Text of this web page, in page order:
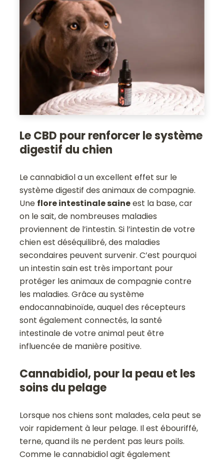
Le CBD pour renforcer le système
digestif du chien
Le cannabidiol a un excellent effet sur le
système digestif des animaux de compagnie.
Une flore intestinale saineest la base, car
on le sait, de nombreuses maladies
proviennent de l’intestin. Si l’intestin de votre
chien est déséquilibré, des maladies
secondaires peuvent survenir. C’est pourquoi
un intestin sain est très important pour
protéger les animaux de compagnie contre
les maladies. Grâce au système
endocannabinoïde, auquel des récepteurs
sont également connectés, la santé
intestinale de votre animal peut être
influencée de manière positive.
Cannabidiol, pour la peau et les
soins du pelage
Lorsque nos chiens sont malades, cela peut se
voir rapidement à leur pelage. Il est ébouriffé,
terne, quand ils ne perdent pas leurs poils.
Comme le cannabidiol agit également